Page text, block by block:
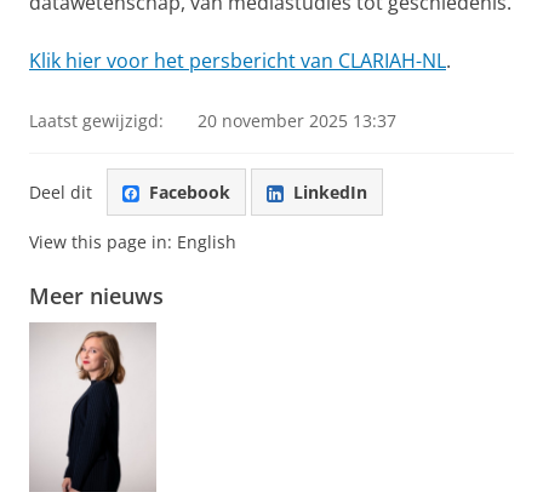
Klik hier voor het persbericht van CLARIAH-NL.
Laatst gewijzigd: 20 november 2025 13:37
Deel dit Facebook LinkedIn
View this page in: English
Meer nieuws